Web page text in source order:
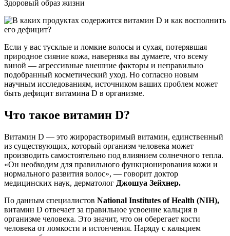
Здоровый образ жизни
Если у вас тусклые и ломкие волосы и сухая, потерявшая
природное сияние кожа, наверняка вы думаете, что всему
виной — агрессивные внешние факторы и неправильно
подобранный косметический уход. Но согласно новым
научным исследованиям, источником ваших проблем может
быть дефицит витамина D в организме.
Что такое витамин D?
Витамин D — это жирорастворимый витамин, единственный
из существующих, который организм человека может
производить самостоятельно под влиянием солнечного тепла.
«Он необходим для правильного функционирования кожи и
нормального развития волос», — говорит доктор
медицинских наук, дерматолог Джошуа Зейхнер.
По данным специалистов National Institutes of Health (NIH),
витамин D отвечает за правильное усвоение кальция в
организме человека. Это значит, что он оберегает кости
человека от ломкости и истончения. Наряду с кальцием